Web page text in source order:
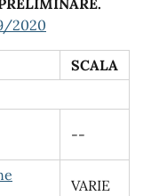
2020
SCALA
--
VARIE